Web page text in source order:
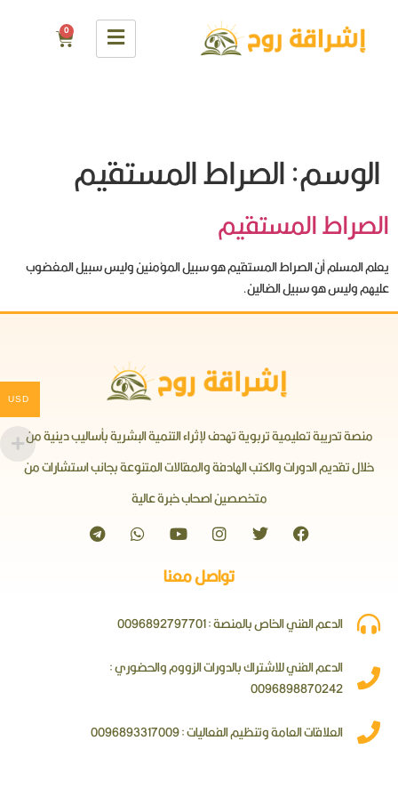
0
الوسم:الصراط المستقيم
الصراط المستقيم
يعلم المسلم أن الصراط المستقيم هو سبيل المؤمنين وليس سبيل المغضوب
عليهم وليس هو سبيل الضالين.
منصة تدريبة تعليمية تربوية تهدف لإثراء التنمية البشرية بأساليب دينية من
خلال تقديم الدورات والكتب الهادفة والمقالات المتنوعة بجانب استشارات من
متخصصين اصحاب خبرة عالية
تواصل معنا
الدعم الفني الخاص بالمنصة : 0096892797701
الدعم الفني للاشتراك بالدورات الزووم والحضوري :
0096898870242
العلاقات العامة وتنظيم الفعاليات : 0096893317009
USD